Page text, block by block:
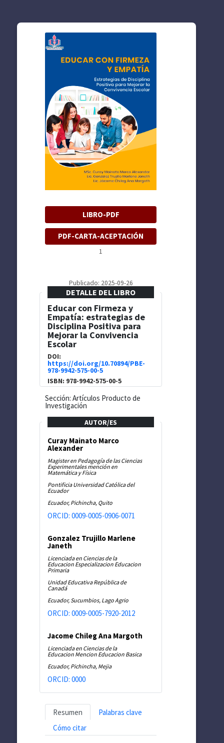
LIBRO-PDF
PDF-CARTA-ACEPTACIÓN
1
Publicado: 2025-09-26
DETALLE DEL LIBRO
Educar con Firmeza y
Empatía: estrategias de
Disciplina Positiva para
Mejorar la Convivencia
Escolar
DOI:
https://doi.org/10.70894/PBE-
978-9942-575-00-5
ISBN: 978-9942-575-00-5
Sección: Artículos Producto de
Investigación
AUTOR/ES
Curay Mainato Marco
Alexander
Magister en Pedagogía de las Ciencias
Experimentales mención en
Matemática y Física
Pontificia Universidad Católica del
Ecuador
Ecuador, Pichincha, Quito
ORCID: 0009-0005-0906-0071
Gonzalez Trujillo Marlene
Janeth
Licenciada en Ciencias de la
Educacion Especializacion Educacion
Primaria
Unidad Educativa República de
Canadá
Ecuador, Sucumbios, Lago Agrio
ORCID: 0009-0005-7920-2012
Jacome Chileg Ana Margoth
Licenciada en Ciencias de la
Educacion Mencion Educacion Basica
Ecuador, Pichincha, Mejia
ORCID: 0000
Resumen
Palabras clave
Cómo citar